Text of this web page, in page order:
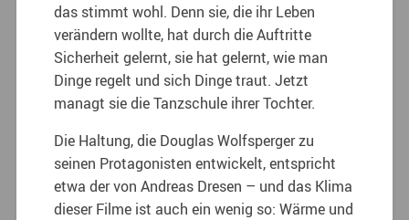
das stimmt wohl. Denn sie, die ihr Leben
verändern wollte, hat durch die Auftritte
Sicherheit gelernt, sie hat gelernt, wie man
Dinge regelt und sich Dinge traut. Jetzt
managt sie die Tanzschule ihrer Tochter.
Die Haltung, die Douglas Wolfsperger zu
seinen Protagonisten entwickelt, entspricht
etwa der von Andreas Dresen – und das Klima
dieser Filme ist auch ein wenig so: Wärme und